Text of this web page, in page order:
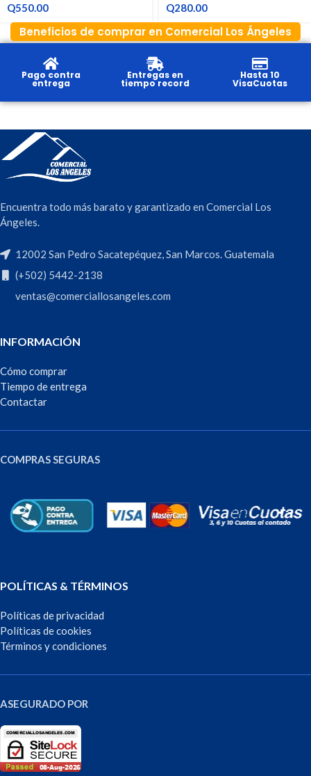
Q550.00 Q280.00
Beneficios de comprar en Comercial Los Ángeles
Pago contra
entrega
Entregas en
tiempo record
Hasta 10
VisaCuotas
Encuentra todo más barato y garantizado en Comercial Los
Ángeles.
12002 San Pedro Sacatepéquez, San Marcos. Guatemala
(+502) 5442-2138
ventas@comerciallosangeles.com
INFORMACIÓN
Cómo comprar
Tiempo de entrega
Contactar
COMPRAS SEGURAS
POLÍTICAS & TÉRMINOS
Políticas de privacidad
Políticas de cookies
Términos y condiciones
ASEGURADO POR